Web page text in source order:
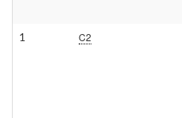
1 C2